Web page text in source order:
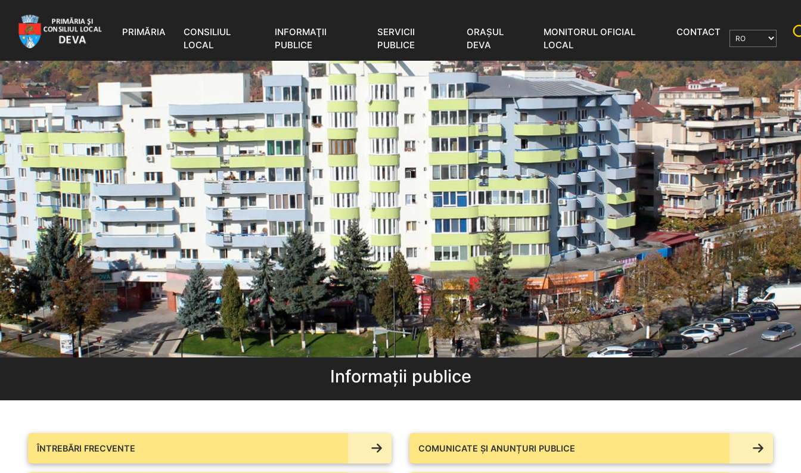
PRIMĂRIA
CONSILIUL
LOCAL
INFORMAŢII
PUBLICE
SERVICII
PUBLICE
ORAŞUL
DEVA
MONITORUL OFICIAL
LOCAL
CONTACT
Informații publice
ÎNTREBĂRI FRECVENTE COMUNICATE ŞI ANUNȚURI PUBLICE